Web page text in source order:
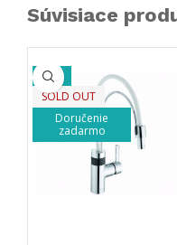
Súvisiace
-25%
SOLD OUT
Doručenie
zadarmo